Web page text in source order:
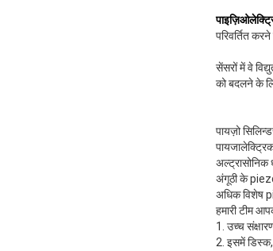
परिवर्तित
सेंसरों में वे
को बदलने के
पायज़ो
अल्ट्रासोनिक
अंगूठी के
अधिक विशेष
हमारी टीम
1. उच्च
2. इसमें